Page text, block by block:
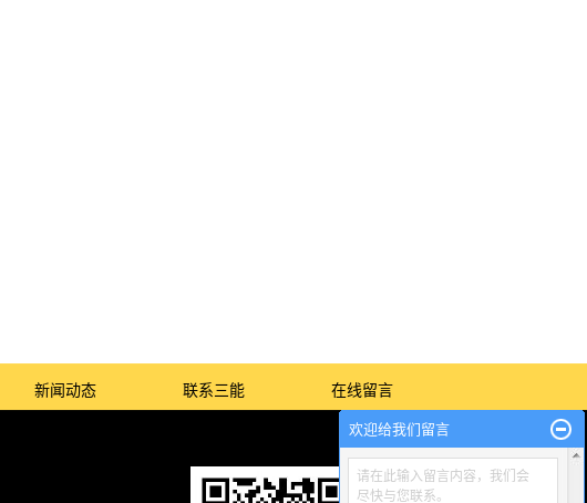
新闻动态 联系三能 在线留言
欢迎给我们留言
请在此输入留言内容，我们会
尽快与您联系。